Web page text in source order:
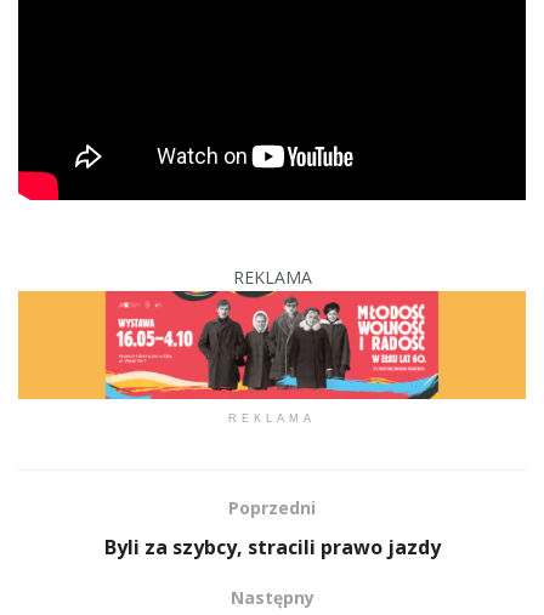
REKLAMA
REKLAMA
Poprzedni
Byli za szybcy, stracili prawo jazdy
Następny